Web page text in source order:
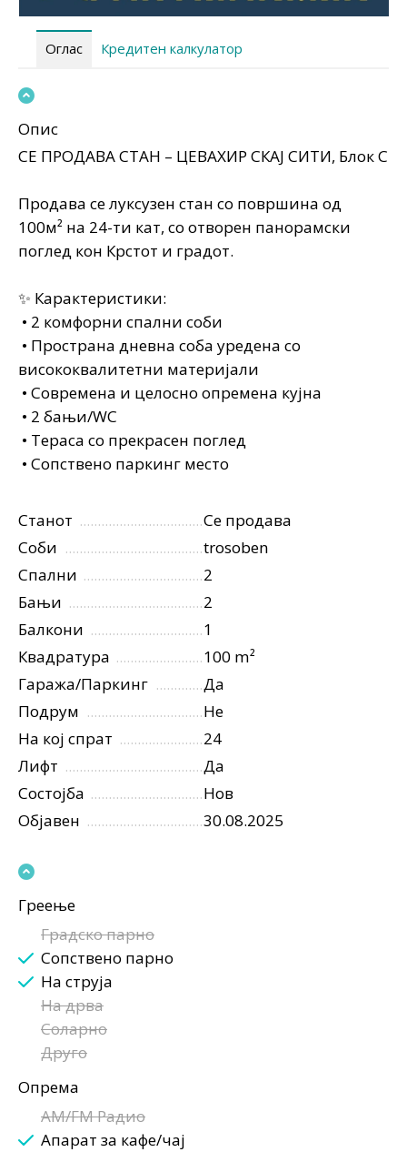
Оглас Кредитен калкулатор
Опис
СЕ ПРОДАВА СТАН – ЦЕВАХИР СКАЈ СИТИ, Блок C
Продава се луксузен стан со површина од
100м² на 24-ти кат, со отворен панорамски
поглед кон Крстот и градот.
✨ Карактеристики:
• 2 комфорни спални соби
• Пространа дневна соба уредена со
висококвалитетни материјали
• Современа и целосно опремена кујна
• 2 бањи/WC
• Тераса со прекрасен поглед
• Сопствено паркинг место
Станот
Се продава
Соби
trosoben
Спални
2
Бањи
2
Балкони
1
Квадратура
100 m²
Гаража/Паркинг
Да
Подрум
Не
На кој спрат
24
Лифт
Да
Состојба
Нов
Објавен
30.08.2025
Греење
Градско парно
Сопствено парно
На струја
На дрва
Соларно
Друго
Опрема
AM/FM Радио
Апарат за кафе/чај